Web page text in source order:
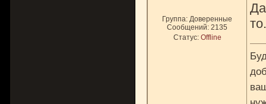
Группа: Доверенные
Сообщений: 2135
Статус: Offline
то.